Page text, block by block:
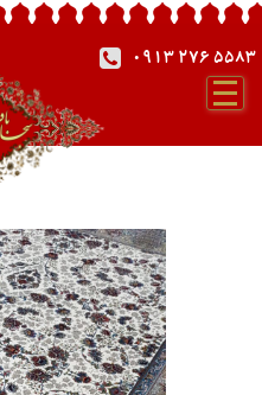
0913 276 5583